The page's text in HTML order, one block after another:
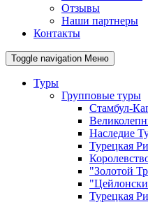
Отзывы
Наши партнеры
Контакты
Toggle navigation Меню
Туры
Групповые туры
Стамбул-
Наследие
Турецкая
"Золотой
Турецкая